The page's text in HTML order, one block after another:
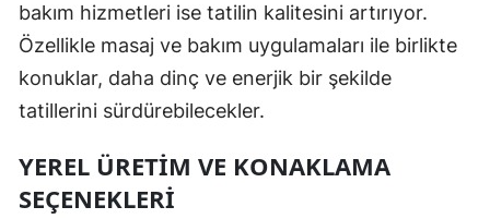
bakım hizmetleri ise tatilin kalitesini artırıyor.
Özellikle masaj ve bakım uygulamaları ile birlikte
konuklar, daha dinç ve enerjik bir şekilde
tatillerini sürdürebilecekler.
YEREL ÜRETIM VE KONAKLAMA
SEÇENEKLERI